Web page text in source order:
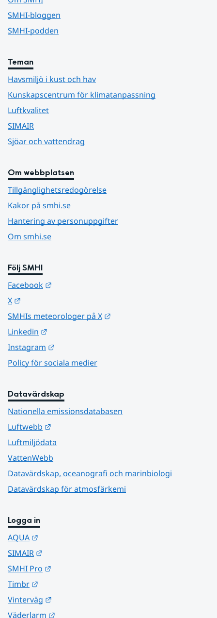
SMHI-bloggen
SMHI-podden
Teman
Havsmiljö i kust och hav
Kunskapscentrum för klimatanpassning
Luftkvalitet
SIMAIR
Sjöar och vattendrag
Om webbplatsen
Tillgänglighetsredogörelse
Kakor på smhi.se
Hantering av personuppgifter
Om smhi.se
Följ SMHI
Facebook
X
SMHIs meteorologer på X
Linkedin
Instagram
Policy för sociala medier
Datavärdskap
Nationella emissionsdatabasen
Luftwebb
Luftmiljödata
VattenWebb
Datavärdskap, oceanografi och marinbiologi
Datavärdskap för atmosfärkemi
Logga in
AQUA
SIMAIR
SMHI Pro
Timbr
Vinterväg
Väderlarm